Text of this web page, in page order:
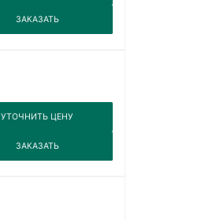
ЗАКАЗАТЬ
УТОЧНИТЬ ЦЕНУ
ЗАКАЗАТЬ